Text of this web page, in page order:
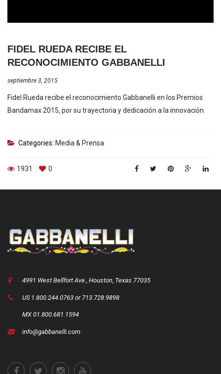
FIDEL RUEDA RECIBE EL
RECONOCIMIENTO GABBANELLI
septiembre 3, 2015
Fidel Rueda recibe el reconocimiento Gabbanelli en los Premios
Bandamax 2015, por su trayectoria y dedicación a la innovación.
Categories: Media & Prensa
1931 0
4991 West Bellfort Ave., Houston, Texas 77035
US 1.800.244.0763 or 713.728.9898
MX 01.800.681.1594
info@gabbanelli.com